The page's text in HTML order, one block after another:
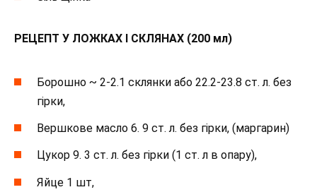
РЕЦЕПТ У ЛОЖКАХ І СКЛЯНАХ (200 мл)
Борошно ~ 2-2.1 склянки або 22.2-23.8 ст. л. без
гірки,
Вершкове масло 6. 9 ст. л. без гірки, (маргарин)
Цукор 9. 3 ст. л. без гірки (1 ст. л в опару),
Яйце 1 шт,